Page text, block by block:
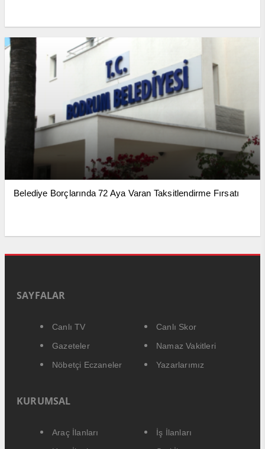
Belediye Borçlarında 72 Aya Varan Taksitlendirme Fırsatı
SAYFALAR
Canlı TV
Canlı Skor
Gazeteler
Namaz Vakitleri
Nöbetçi Eczaneler
Yazarlarımız
KURUMSAL
Araç İlanları
İş İlanları